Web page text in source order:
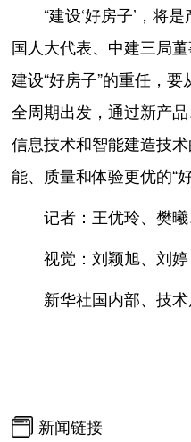
“建设‘好房子’，将是
国人大代表、中建三局
建设“好房子”的重任，
全周期出发，通过新产
信息技术和智能建造技
能、质量和体验更优的“好
记者：王优玲、樊曦
视觉：刘颖旭、刘婷
新华社国内部、技术
新闻链接